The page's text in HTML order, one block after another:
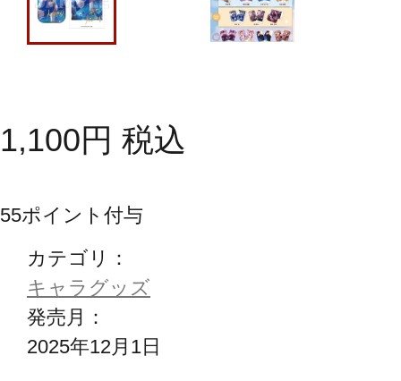
1,100円 税込
55ポイント付与
カテゴリ：
キャラグッズ
発売月：
2025年12月1日